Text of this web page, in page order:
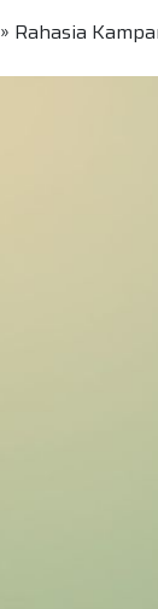
» Rahasia